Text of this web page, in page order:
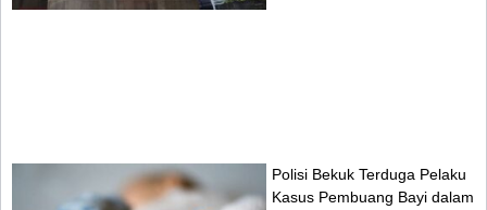
Polisi Bekuk Terduga Pelaku
Kasus Pembuang Bayi dalam